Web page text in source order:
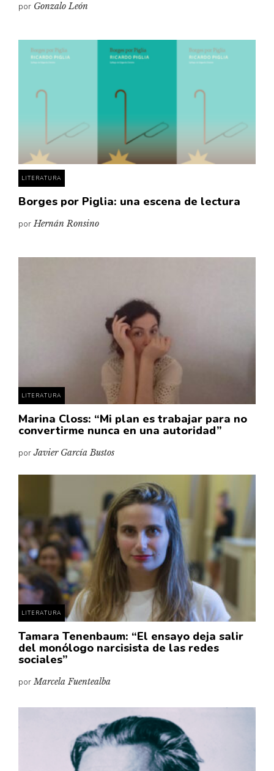
por Gonzalo León
LITERATURA
Borges por Piglia: una escena de lectura
porHernán Ronsino
LITERATURA
Marina Closs: “Mi plan es trabajar para no
convertirme nunca en una autoridad”
porJavier García Bustos
LITERATURA
Tamara Tenenbaum: “El ensayo deja salir
del monólogo narcisista de las redes
sociales”
porMarcela Fuentealba